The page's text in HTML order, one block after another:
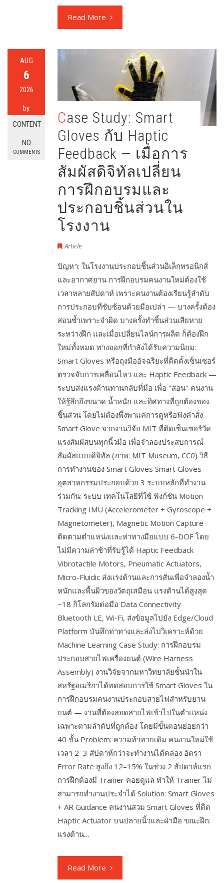
Read More
AUG
6
2026
by
CONTENT
NO
COMMENTS
Case Study: Smart
Gloves กับ Haptic
Feedback — เมื่อการ
สัมผัสดิจิทัลเปลี่ยน
การฝึกอบรมและ
ประกอบชิ้นส่วนใน
โรงงาน
Article
ปัญหา: ในโรงงานประกอบชิ้นส่วนอิเล็กทรอนิกส์
และอากาศยาน การฝึกอบรมคนงานใหม่ต้องใช้
เวลาหลายสัปดาห์ เพราะคนงานต้องเรียนรู้ลำดับ
การประกอบที่ซับซ้อนด้วยมือเปล่า — บางครั้งต้อง
สอนซ้ำเพราะจำผิด บางครั้งทำชิ้นส่วนเสียหาย
ระหว่างฝึก และเมื่อเปลี่ยนไลน์การผลิต ก็ต้องฝึก
ใหม่ทั้งหมด ทางออกที่กำลังได้รับความนิยม:
Smart Gloves หรือถุงมืออัจฉริยะที่ติดตั้งเซ็นเซอร์
ตรวจจับการเคลื่อนไหว และ Haptic Feedback —
ระบบส่งแรงต้านทานกลับที่มือ เพื่อ "สอน" คนงาน
ให้รู้สึกถึงขนาด น้ำหนัก และทิศทางที่ถูกต้องของ
ชิ้นส่วน โดยไม่ต้องพึ่งพาแค่การดูหรือฟังคำสั่ง
Smart Glove จากงานวิจัย MIT ที่ติดเซ็นเซอร์วัด
แรงสัมผัสบนทุกนิ้วมือ เพื่อจำลองประสบการณ์
สัมผัสแบบดิจิทัล (ภาพ: MIT Museum, CC0) วิธี
การทำงานของ Smart Gloves Smart Gloves
อุตสาหกรรมประกอบด้วย 3 ระบบหลักที่ทำงาน
ร่วมกัน: ระบบ เทคโนโลยีที่ใช้ ฟังก์ชัน Motion
Tracking IMU (Accelerometer + Gyroscope +
Magnetometer), Magnetic Motion Capture
ติดตามตำแหน่งและท่าทางมือแบบ 6-DOF โดย
ไม่มีความล่าช้าที่รับรู้ได้ Haptic Feedback
Vibrotactile Motors, Pneumatic Actuators,
Micro-Fluidic ส่งแรงต้านและการสั่นเพื่อจำลองน้ำ
หนักและพื้นผิวของวัตถุเสมือน แรงต้านได้สูงสุด
~18 กิโลกรัมต่อมือ Data Connectivity
Bluetooth LE, Wi-Fi, ส่งข้อมูลไปยัง Edge/Cloud
Platform บันทึกท่าทางและส่งไปวิเคราะห์ด้วย
Machine Learning Case Study: การฝึกอบรม
ประกอบสายไฟเครื่องยนต์ (Wire Harness
Assembly) งานวิจัยจากมหาวิทยาลัยชั้นนำใน
สหรัฐอเมริกาได้ทดสอบการใช้ Smart Gloves ใน
การฝึกอบรมคนงานประกอบสายไฟสำหรับยาน
ยนต์ — งานที่ต้องสอดสายไฟเข้าไปในตำแหน่ง
เฉพาะตามลำดับที่ถูกต้อง โดยมีขั้นตอนย่อยกว่า
40 ขั้น Problem: ความท้าทายเดิม คนงานใหม่ใช้
เวลา 2–3 สัปดาห์กว่าจะทำงานได้คล่อง อัตรา
Error Rate สูงถึง 12–15% ในช่วง 2 สัปดาห์แรก
การฝึกต้องมี Trainer คอยดูแล ทำให้ Trainer ไม่
สามารถทำงานประจำได้ Solution: Smart Gloves
+ AR Guidance คนงานสวม Smart Gloves ที่ติด
Haptic Actuator บนปลายนิ้วและฝ่ามือ ขณะฝึก:
แรงต้าน…
Read More